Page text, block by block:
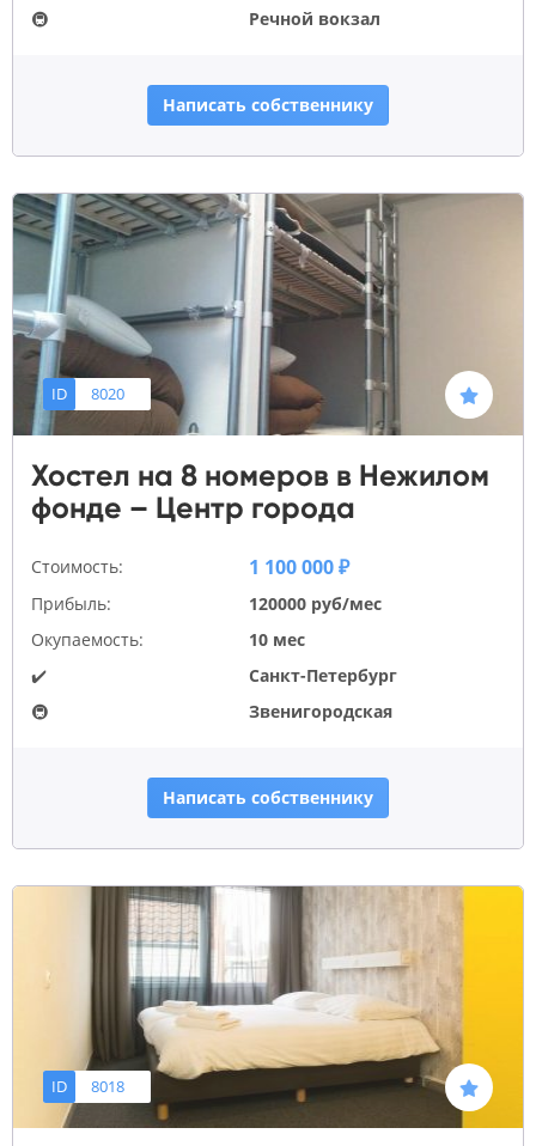
🚇
Речной вокзал
Написать собственнику
ID 8020
Хостел на 8 номеров в Нежилом
фонде – Центр города
Стоимость: 1 100 000 ₽
Прибыль:
120000 руб/мес
Окупаемость:
10 мес
✔️
Санкт-Петербург
🚇
Звенигородская
Написать собственнику
ID 8018